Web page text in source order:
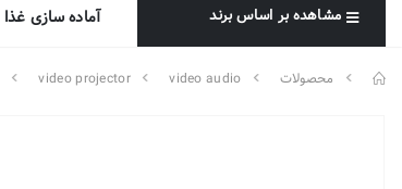
مشاهده بر اساس برند آماده سازی غذا
محصولات video audio
video projector